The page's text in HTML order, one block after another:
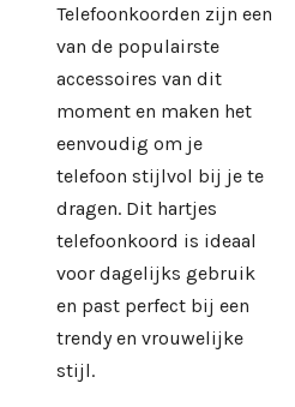
Telefoonkoorden zijn een
van de populairste
accessoires van dit
moment en maken het
eenvoudig om je
telefoon stijlvol bij je te
dragen. Dit hartjes
telefoonkoord is ideaal
voor dagelijks gebruik
en past perfect bij een
trendy en vrouwelijke
stijl.